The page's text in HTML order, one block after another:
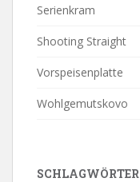
Serienkram
Shooting Straight
Vorspeisenplatte
Wohlgemutskovo
SCHLAGWÖRTER